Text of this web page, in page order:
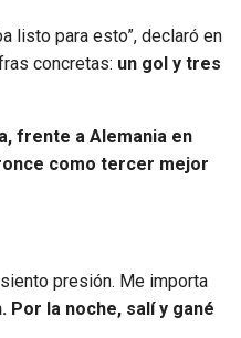
listo para esto”, declaró en
concretas: un gol y tres
frente a Alemania en
como tercer mejor
presión. Me importa
Por la noche, salí y gané